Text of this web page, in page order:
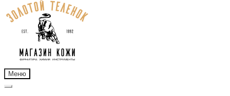
навигации
содержимому
Меню